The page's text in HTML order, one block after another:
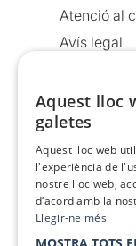
Atenció al
Avís legal
Política de
Condicions
Anuncia’t
Vull rebre
Aquest lloc
galetes
Aquest lloc web
l'experiència de
nostre lloc web,
d’acord amb la
Llegir-ne més